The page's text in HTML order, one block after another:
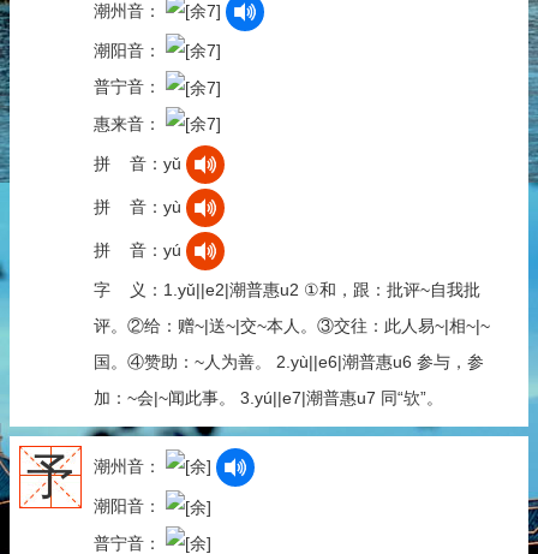
潮州音：
潮阳音：
普宁音：
惠来音：
拼 音：yǔ
拼 音：yù
拼 音：yú
字 义：1.yǔ||e2|潮普惠u2 ①和，跟：批评~自我批
评。②给：赠~|送~|交~本人。③交往：此人易~|相~|~
国。④赞助：~人为善。 2.yù||e6|潮普惠u6 参与，参
加：~会|~闻此事。 3.yú||e7|潮普惠u7 同“欤”。
予 潮州音：
潮阳音：
普宁音：